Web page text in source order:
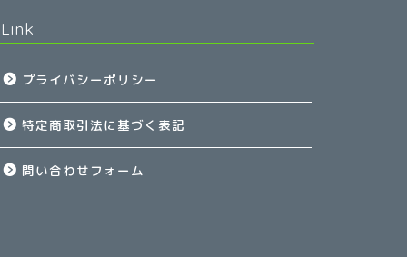
Link
プライバシーポリシー
特定商取引法に基づく表記
問い合わせフォーム